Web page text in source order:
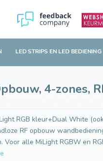
LED STRIPS EN LED BEDIENING
4-zones,
RGB kleur+Dual White
RF opbouw
Voor alle MiLight RGBW en